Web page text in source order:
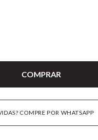
COMPRE POR WHATSAPP